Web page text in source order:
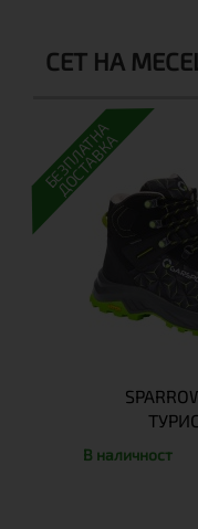
СЕТ НА
БЕЗПЛАТНА
ДОСТАВКА
В наличност